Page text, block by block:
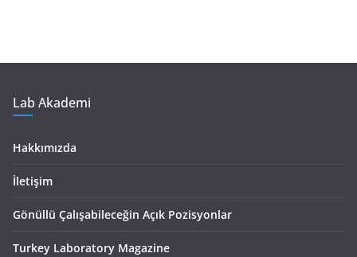
Lab Akademi
Hakkımızda
İletişim
Gönüllü Çalışabileceğin Açık Pozisyonlar
Turkey Laboratory Magazine